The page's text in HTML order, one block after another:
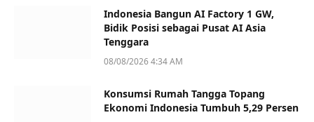
Indonesia Bangun AI Factory 1 GW,
Bidik Posisi sebagai Pusat AI Asia
Tenggara
08/08/2026 4:34 AM
Konsumsi Rumah Tangga Topang
Ekonomi Indonesia Tumbuh 5,29 Persen